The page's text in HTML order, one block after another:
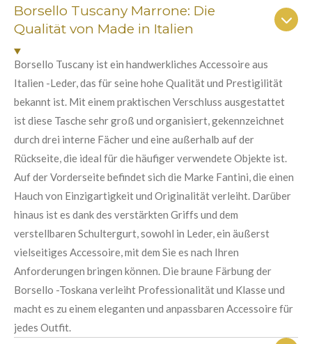
u
n
g
:
5
S
t
e
r
n
e
n n
e
n
e
n
e
n
e
a
b
s
n
d
e
n
Borsello Tuscany Marrone: Die
Qualität von Made in Italien
Borsello Tuscany ist ein handwerkliches Accessoire aus
Italien -Leder, das für seine hohe Qualität und Prestigilität
bekannt ist. Mit einem praktischen Verschluss ausgestattet
ist diese Tasche sehr groß und organisiert, gekennzeichnet
durch drei interne Fächer und eine außerhalb auf der
Rückseite, die ideal für die häufiger verwendete Objekte ist.
Auf der Vorderseite befindet sich die Marke Fantini, die einen
Hauch von Einzigartigkeit und Originalität verleiht. Darüber
hinaus ist es dank des verstärkten Griffs und dem
verstellbaren Schultergurt, sowohl in Leder, ein äußerst
vielseitiges Accessoire, mit dem Sie es nach Ihren
Anforderungen bringen können. Die braune Färbung der
Borsello -Toskana verleiht Professionalität und Klasse und
macht es zu einem eleganten und anpassbaren Accessoire für
jedes Outfit.